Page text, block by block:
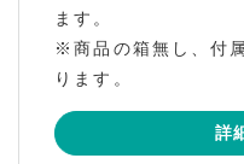
ます。
※商品の箱無し、付
ります。
詳